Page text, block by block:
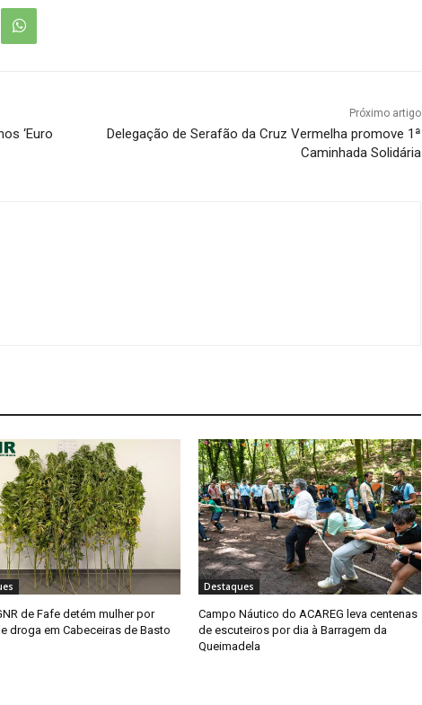
‘Euro
Próximo artigo
Delegação de Serafão da Cruz Vermelha promove 1ª
Caminhada Solidária
de Fafe detém mulher por
droga em Cabeceiras de Basto
Destaques
Campo Náutico do ACAREG leva centenas
de escuteiros por dia à Barragem da
Queimadela